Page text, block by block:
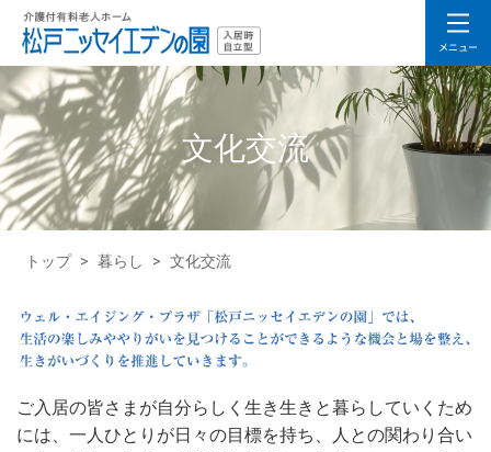
文化交流
トップ > 暮らし > 文化交流
ご入居の皆さまが自分らしく生き生きと暮らしていくため
には、一人ひとりが日々の目標を持ち、人との関わり合い